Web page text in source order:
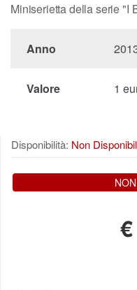
Miniserietta della serie "I
Anno
Valore 1
Disponibilità: Non
€